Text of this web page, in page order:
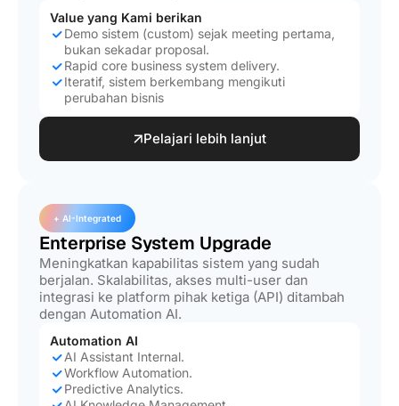
Value yang Kami berikan
Demo sistem (custom) sejak meeting pertama,
bukan sekadar proposal.
Rapid core business system delivery.
Iteratif, sistem berkembang mengikuti
perubahan bisnis
Pelajari lebih lanjut
+ AI-Integrated
Enterprise System Upgrade
Meningkatkan kapabilitas sistem yang sudah
berjalan. Skalabilitas, akses multi-user dan
integrasi ke platform pihak ketiga (API) ditambah
dengan Automation AI.
Automation AI
AI Assistant Internal.
Workflow Automation.
Predictive Analytics.